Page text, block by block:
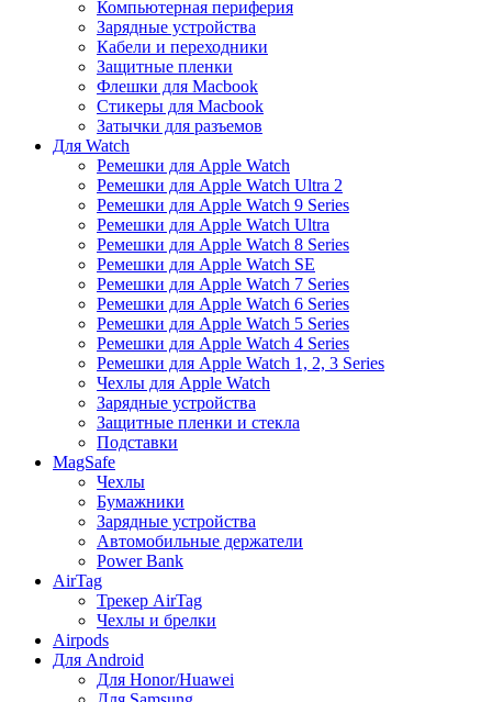
Компьютерная периферия
Зарядные устройства
Кабели и переходники
Защитные пленки
Флешки для Macbook
Стикеры для Macbook
Затычки для разъемов
Для Watch
Ремешки для Apple Watch
Ремешки для Apple Watch Ultra 2
Ремешки для Apple Watch 9 Series
Ремешки для Apple Watch Ultra
Ремешки для Apple Watch 8 Series
Ремешки для Apple Watch SE
Ремешки для Apple Watch 7 Series
Ремешки для Apple Watch 6 Series
Ремешки для Apple Watch 5 Series
Ремешки для Apple Watch 4 Series
Ремешки для Apple Watch 1, 2, 3 Series
Чехлы для Apple Watch
Зарядные устройства
Защитные пленки и стекла
Подставки
MagSafe
Чехлы
Бумажники
Зарядные устройства
Автомобильные держатели
Power Bank
AirTag
Трекер AirTag
Чехлы и брелки
Airpods
Для Android
Для Honor/Huawei